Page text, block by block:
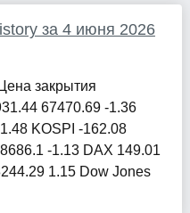
за 4 июня 2026
закрытия
67470.69 -1.36
KOSPI -162.08
-1.13 DAX 149.01
1.15 Dow Jones